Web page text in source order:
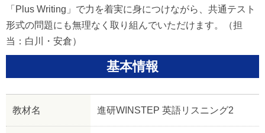
「Plus Writing」で力を着実に身につけながら、共通テスト
形式の問題にも無理なく取り組んでいただけます。（担
当：白川・安倉）
基本情報
教材名 進研WINSTEP 英語リスニング2